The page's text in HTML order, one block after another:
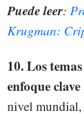
Puede leer:
Krugman:
10. Los
enfoque
nivel mundial,